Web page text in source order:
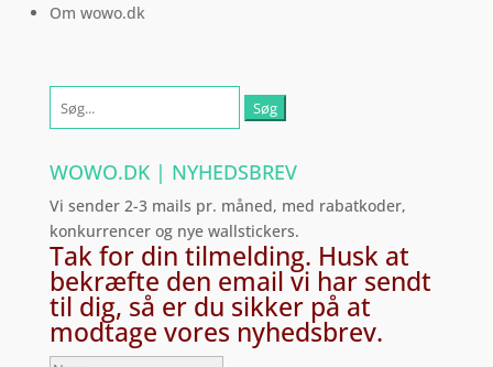
Om wowo.dk
efter:
WOWO.DK | NYHEDSBREV
Vi sender 2-3 mails pr. måned, med rabatkoder,
konkurrencer og nye wallstickers.
Tak for din tilmelding. Husk at
bekræfte den email vi har sendt
til dig, så er du sikker på at
modtage vores nyhedsbrev.